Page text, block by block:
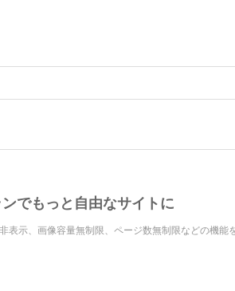
でもっと自由なサイトに
表示、画像容量無制限、ページ数無制限などの機能